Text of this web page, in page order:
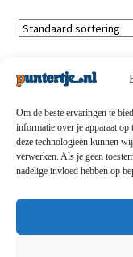
Om de beste ervaringen te
informatie over je apparaat op
deze technologieën kunnen
verwerken. Als je geen
nadelige invloed hebben op
Privacybeleid-
voorwaarden-